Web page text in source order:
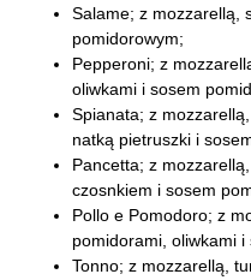
Salame; z mozzarellą,
pomidorowym;
Pepperoni; z
oliwkami i sosem
Spianata; z
natką pietruszki i
Pancetta; z
czosnkiem i sosem
Pollo e Pomodoro; z
pomidorami, oliwkami
Tonno; z mozzarellą,